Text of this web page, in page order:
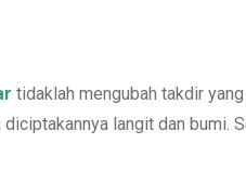
tidaklah mengubah takdir
langit dan bumi.